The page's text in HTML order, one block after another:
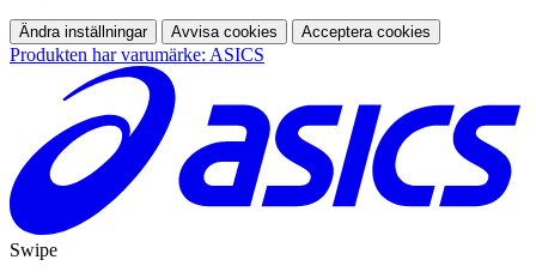
Ändra inställningar Avvisa cookies Acceptera cookies
Produkten har varumärke: ASICS
Swipe